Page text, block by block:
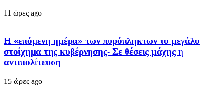
11 ώρες ago
Η «επόμενη ημέρα» των πυρόπληκτων το μεγάλο
στοίχημα της κυβέρνησης- Σε θέσεις μάχης η
αντιπολίτευση
15 ώρες ago